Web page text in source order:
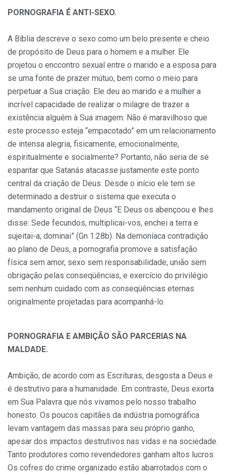
PORNOGRAFIA É ANTI-SEXO.
A Bíblia descreve o sexo como um belo presente e cheio
de propósito de Deus para o homem e a mulher. Ele
projetou o enccontro sexual entre o marido e a esposa para
se uma fonte de prazer mútuo, bem como o meio para
perpetuar a Sua criação. Ele deu ao marido e a mulher a
incrível capacidade de realizar o milagre de trazer a
existência alguém à Sua imagem. Não é maravilhoso que
este processo esteja “empacotado” em um relacionamento
de intensa alegria, fisicamente, emocionaImente,
espiritualmente e socialmente? Portanto, não seria de se
espantar que Satanás atacasse justamente este ponto
central da criação de Deus. Desde o início ele tem se
determinado a destruir o sistema que executa o
mandamento original de Deus “E Deus os abençoou e lhes
disse: Sede fecundos, multiplicai-vos, enchei a terra e
sujeitai-a; dominai” (Gn 1:28b). Na demoníaca contradição
ao plano de Deus, a pornografia promove a satisfação
física sem amor, sexo sem responsabilidade, união sem
obrigação pelas conseqüências, e exercício do privilégio
sem nenhum cuidado com as conseqüências eternas
originalmente projetadas para acompanhá-lo.
PORNOGRAFIA E AMBIÇÃO SÃO PARCERIAS NA
MALDADE.
Ambição, de acordo com as Escrituras, desgosta a Deus e
é destrutivo para a humanidade. Em contraste, Deus exorta
em Sua Palavra que nós vivamos pelo nosso trabalho
honesto. Os poucos capitães da indústria pornográfica
levam vantagem das massas para seu próprio ganho,
apesar dos impactos destrutivos nas vidas e na sociedade.
Tanto produtores como revendedores ganham altos lucros.
Os cofres do crime organizado estão abarrotados com o